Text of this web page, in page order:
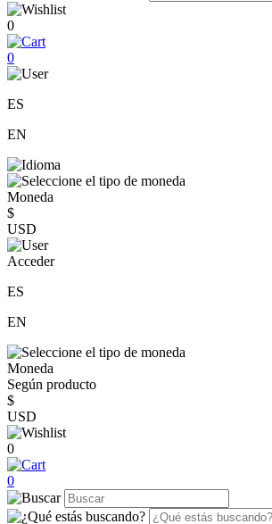
0
0
ES
EN
Moneda
$
USD
Acceder
ES
EN
Moneda
Según producto
$
USD
0
0